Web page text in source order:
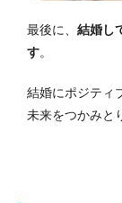
最後に、 結婚し
す。
結婚にポジティ
未来をつかみと